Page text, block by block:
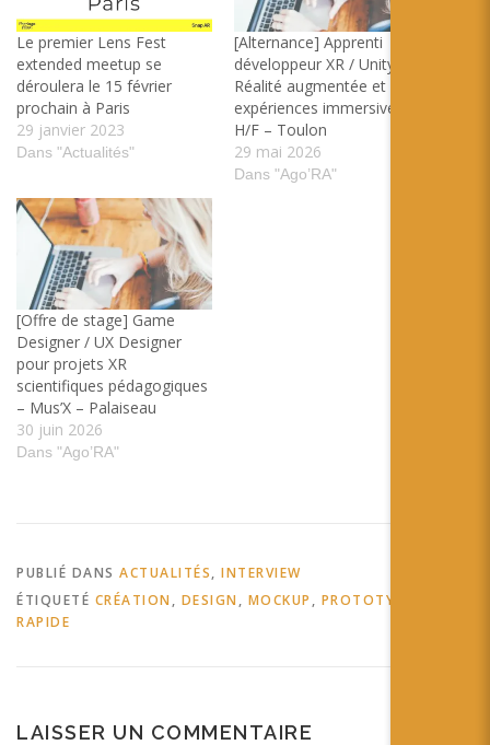
Le premier Lens Fest
extended meetup se
déroulera le 15 février
prochain à Paris
29 janvier 2023
Dans "Actualités"
[Alternance] Apprenti
développeur XR / Unity –
Réalité augmentée et
expériences immersives
H/F – Toulon
29 mai 2026
Dans "Ago’RA"
[Offre de stage] Game
Designer / UX Designer
pour projets XR
scientifiques pédagogiques
– Mus’X – Palaiseau
30 juin 2026
Dans "Ago’RA"
PUBLIÉ DANS ACTUALITÉS, INTERVIEW
ÉTIQUETÉ CRÉATION , DESIGN , MOCKUP , PROTOTYPE
RAPIDE
LAISSER UN COMMENTAIRE